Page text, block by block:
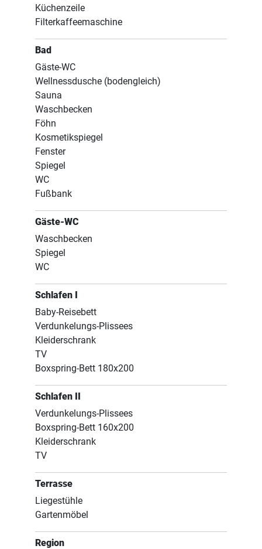
Küchenzeile
Filterkaffeemaschine
Bad
Gäste-WC
Wellnessdusche (bodengleich)
Sauna
Waschbecken
Föhn
Kosmetikspiegel
Fenster
Spiegel
WC
Fußbank
Gäste-WC
Waschbecken
Spiegel
WC
Schlafen I
Baby-Reisebett
Verdunkelungs-Plissees
Kleiderschrank
TV
Boxspring-Bett 180x200
Schlafen II
Verdunkelungs-Plissees
Boxspring-Bett 160x200
Kleiderschrank
TV
Terrasse
Liegestühle
Gartenmöbel
Region